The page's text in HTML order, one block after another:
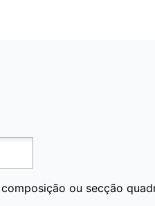
ou secção